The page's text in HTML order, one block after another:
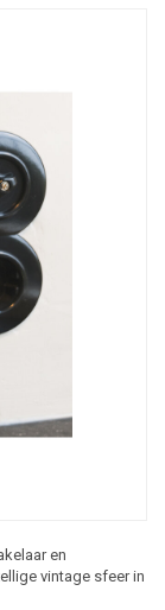
en
vintage sfeer in